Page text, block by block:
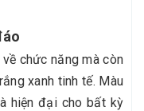
chức năng mà còn
xanh tinh tế. Màu
hiện đại cho bất kỳ